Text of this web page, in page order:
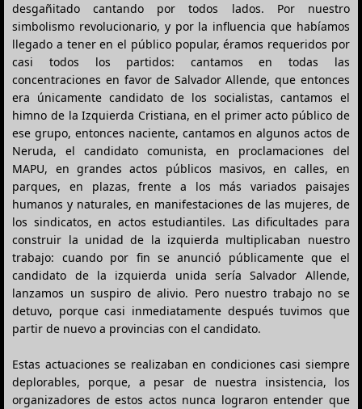
desgañitado cantando por todos lados. Por nuestro
simbolismo revolucionario, y por la influencia que habíamos
llegado a tener en el público popular, éramos requeridos por
casi todos los partidos: cantamos en todas las
concentraciones en favor de Salvador Allende, que entonces
era únicamente candidato de los socialistas, cantamos el
himno de la Izquierda Cristiana, en el primer acto público de
ese grupo, entonces naciente, cantamos en algunos actos de
Neruda, el candidato comunista, en proclamaciones del
MAPU, en grandes actos públicos masivos, en calles, en
parques, en plazas, frente a los más variados paisajes
humanos y naturales, en manifestaciones de las mujeres, de
los sindicatos, en actos estudiantiles. Las dificultades para
construir la unidad de la izquierda multiplicaban nuestro
trabajo: cuando por fin se anunció públicamente que el
candidato de la izquierda unida sería Salvador Allende,
lanzamos un suspiro de alivio. Pero nuestro trabajo no se
detuvo, porque casi inmediatamente después tuvimos que
partir de nuevo a provincias con el candidato.
Estas actuaciones se realizaban en condiciones casi siempre
deplorables, porque, a pesar de nuestra insistencia, los
organizadores de estos actos nunca lograron entender que